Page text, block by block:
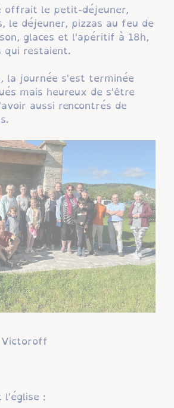
offrait le petit-déjeuner,
le déjeuner, pizzas au feu de
glaces et l'apéritif à 18h,
qui restaient.
la journée s'est terminée
mais heureux de s'être
aussi rencontrés de
l'église :